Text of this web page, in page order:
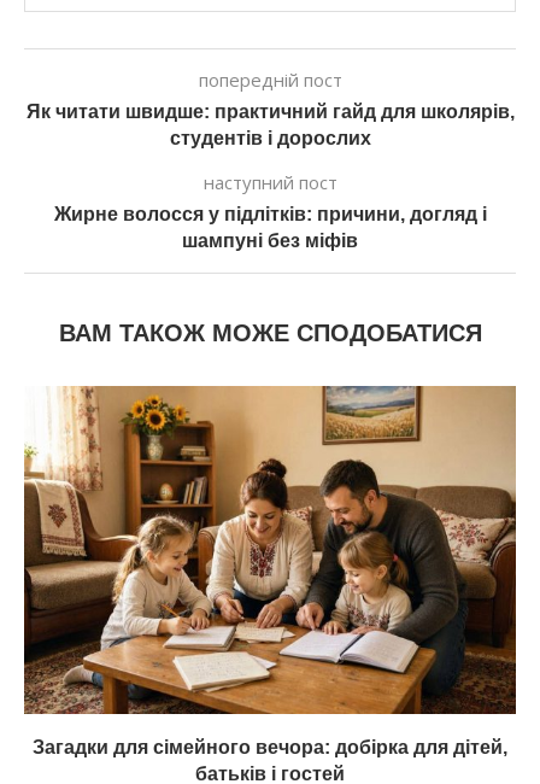
попередній пост
Як читати швидше: практичний гайд для школярів,
студентів і дорослих
наступний пост
Жирне волосся у підлітків: причини, догляд і
шампуні без міфів
ВАМ ТАКОЖ МОЖЕ СПОДОБАТИСЯ
Загадки для сімейного вечора: добірка для дітей,
батьків і гостей